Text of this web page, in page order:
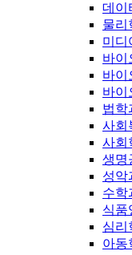
데이
물리
미디
바이
바이
바이
법학
사회
사회
생명
성악
수학
식품
심리
아동